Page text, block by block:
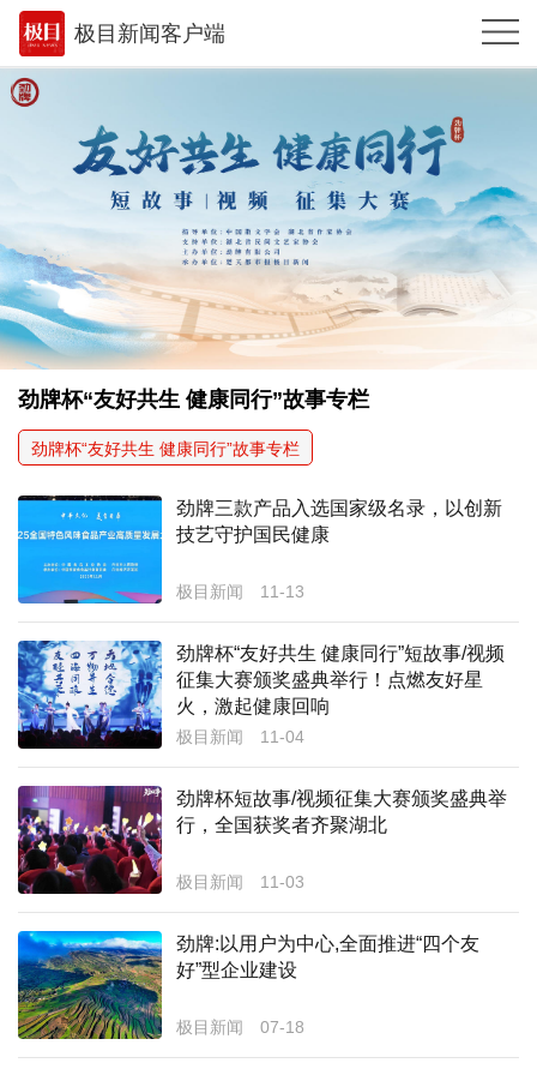
极目新闻客户端
推荐
体育
湖北
武汉
世相
环球
极客圈
城建
科教
健康
相亲
汽车
房产
消费
创意
劲牌杯“友好共生 健康同行”故事专栏
劲牌杯“友好共生 健康同行”故事专栏
劲牌三款产品入选国家级名录，以创新
技艺守护国民健康
极目新闻 11-13
劲牌杯“友好共生 健康同行”短故事/视频
征集大赛颁奖盛典举行！点燃友好星
火，激起健康回响
极目新闻 11-04
劲牌杯短故事/视频征集大赛颁奖盛典举
行，全国获奖者齐聚湖北
极目新闻 11-03
劲牌:以用户为中心,全面推进“四个友
好”型企业建设
极目新闻 07-18